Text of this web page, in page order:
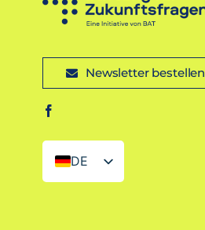
Newsletter bestellen
DE
EN